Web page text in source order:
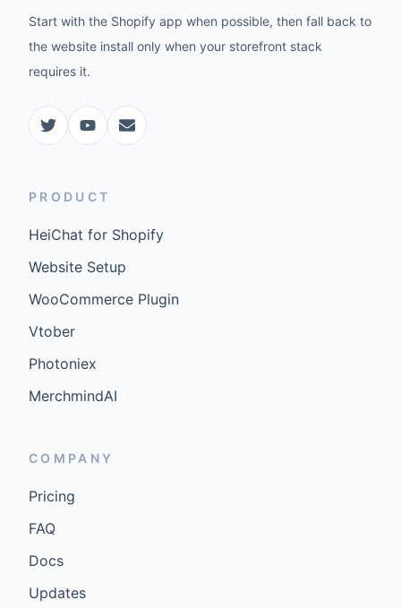
Start with the Shopify app when possible, then fall back to
the website install only when your storefront stack
requires it.
PRODUCT
HeiChat for Shopify
Website Setup
WooCommerce Plugin
Vtober
Photoniex
MerchmindAI
COMPANY
Pricing
FAQ
Docs
Updates